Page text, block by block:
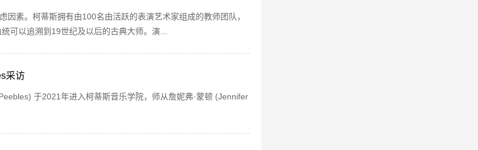
因素。柯蒂斯拥有由100名由活跃的表演艺术家组成的教师团队，
可以追溯到19世纪及以后的古典大师。演...
采访
于2021年进入柯蒂斯音乐学院，师从詹妮弗·蒙顿 (Jennifer